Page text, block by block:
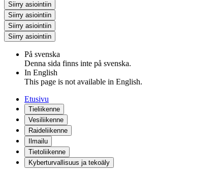
Siirry asiointiin
Siirry asiointiin
Siirry asiointiin
Siirry asiointiin
På svenska
Denna sida finns inte på svenska.
In English
This page is not available in English.
Etusivu
Tieliikenne
Vesiliikenne
Raideliikenne
Ilmailu
Tietoliikenne
Kyberturvallisuus ja tekoäly